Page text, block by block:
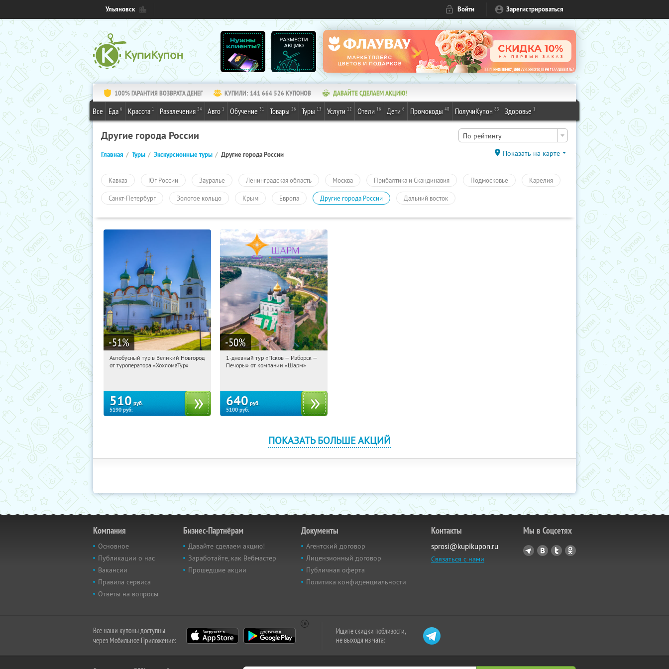
Ульяновск Войти Зарегистрироваться
100% ГАРАНТИЯ ВОЗВРАТА ДЕНЕГ КУПИЛИ: 141 664 526 КУПОНОВ ДАВАЙТЕ СДЕЛАЕМ АКЦИЮ!
Все Еда 6 Красота 1 Развлечения 24 Авто 1 Обучение 31 Товары 26 Туры 13 Услуги 12 Отели 16 Дети 6 Промокоды 48 ПолучиКупон 83 Здоровье 1
Другие города России По рейтингу
Главная Туры Экскурсионные туры Другие города России Показать на карте
Кавказ Юг России Зауралье Ленинградская область Москва Прибалтика и Скандинавия Подмосковье Карелия
Санкт-Петербург Золотое кольцо Крым Европа Другие города России Дальний восток
-51%
15:12:38 Купили:2
Автобусный тур в Великий Новгород
от туроператора «ХохломаТур»
510 руб.
5190руб.
-50%
15:12:38 Купили:12
1-дневный тур «Псков — Изборск —
Печоры» от компании «Шарм»
640 руб.
5100руб.
ПОКАЗАТЬ БОЛЬШЕ АКЦИЙ
Компания
Основное
Публикации о нас
Вакансии
Правила сервиса
Ответы на вопросы
Бизнес-Партнёрам
Давайте сделаем акцию!
Заработайте, как Вебмастер
Прошедшие акции
Документы
Агентский договор
Лицензионный договор
Публичная оферта
Политика конфиденциальности
Контакты
sprosi@kupikupon.ru
Связаться с нами
Мы в Соцсетях
Все наши купоны доступны
через Мобильное Приложение:
Ищите скидки поблизости,
не выходя из чата: